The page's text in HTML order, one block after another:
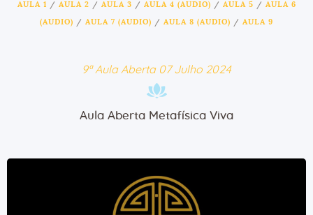
AULA 1 / AULA 2 / AULA 3 / AULA 4 (AUDIO) / AULA 5 / AULA 6
(AUDIO) / AULA 7 (AUDIO) / AULA 8 (AUDIO) / AULA 9
9ª Aula Aberta 07 Julho 2024
Aula Aberta Metafísica Viva